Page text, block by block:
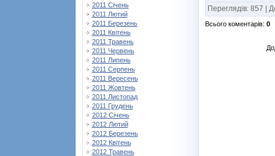
2011 Січень
2011 Лютий
2011 Березень
2011 Квітень
2011 Травень
2011 Червень
2011 Липень
2011 Серпень
2011 Вересень
2011 Жовтень
2011 Листопад
2011 Грудень
2012 Січень
2012 Лютий
2012 Березень
2012 Квітень
2012 Травень
Переглядів: 857 |
Всього коментарів: 0